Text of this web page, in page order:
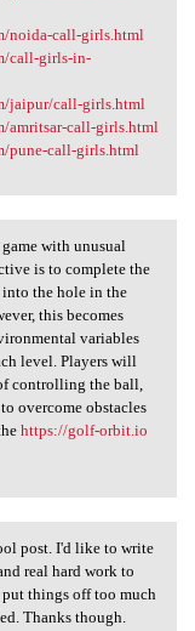
noida-call-girls.html
call-girls-in-
jaipur/call-girls.html
amritsar-call-girls.html
pune-call-girls.html
with unusual
is to complete the
the hole in the
this becomes
variables
level. Players will
controlling the ball,
overcome obstacles
https://golf-orbit.io
cool
post. I'd like to write
real hard work to
things off too much
Thanks though.